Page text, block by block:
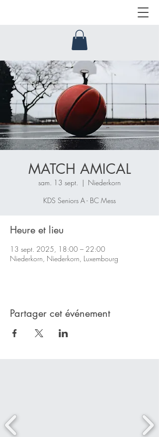
MATCH AMICAL
sam. 13 sept.
  |
Niederkorn
KDS Seniors A - BC Mess
Heure et lieu
13 sept. 2025, 18:00 – 22:00
Niederkorn, Niederkorn, Luxembourg
Partager cet événement